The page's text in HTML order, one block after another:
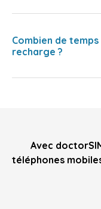
Combien de
recharge ?
Avec
téléphones